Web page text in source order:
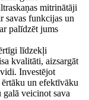
mitrinātāji
savas funkcijas un
palīdzēt jums
līdzekļi
kvalitāti, aizsargāt
Investējot
un efektīvāku
veicinot sava